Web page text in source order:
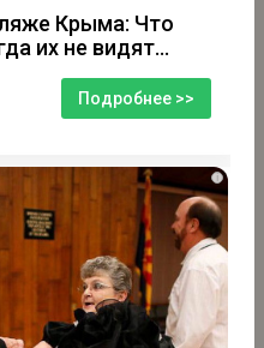
Крыма: Что
их не видят...
Подробнее >>
i